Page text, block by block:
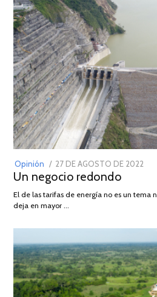
Opinión
POSTED
ON
27 DE AGOSTO DE 2022
DE
Un negocio redondo
El de las tarifas de energía no es un tema
deja en mayor …